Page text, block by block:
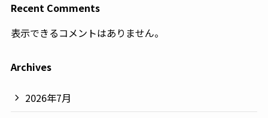
Recent Comments
表示できるコメントはありません。
Archives
2026年7月